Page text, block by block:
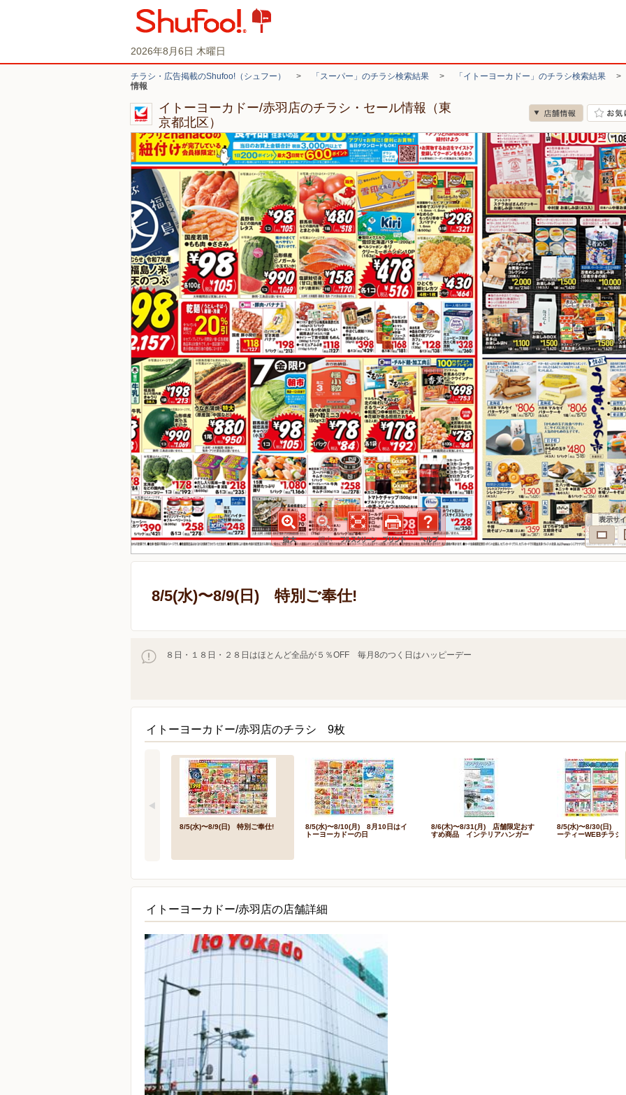
2026年8月6日 木曜日
チラシ・広告掲載のShufoo!（シュフー） > 「スーパー」のチラシ検索結果 > 「イトーヨーカドー」のチラシ検索結果 >
情報
イトーヨーカドー/赤羽店のチラシ・セール情報（東
京都北区）
表示サ
8/5(水)〜8/9(日) 特別ご奉仕!
８日・１８日・２８日はほとんど全品が５％OFF 毎月8のつく日はハッピーデー
イトーヨーカドー/赤羽店のチラシ 9枚
8/5(水)〜8/9(日) 特別ご奉仕!
8/5(水)〜8/10(月) 8月10日はイ
トーヨーカドーの日
8/6(木)〜8/31(月) 店舗限定おす
すめ商品 インテリアハンガー
8/5(水)〜8/30(日) ヘ
ーティーWEBチラシ
イトーヨーカドー/赤羽店の店舗詳細